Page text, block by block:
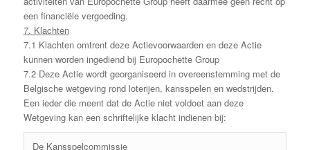
een financiële vergoeding.
7. Klachten
7.1 Klachten omtrent deze Actievoorwaarden en deze Actie
kunnen worden ingediend bij Europochette Group
7.2 Deze Actie wordt georganiseerd in overeenstemming met de
Belgische wetgeving rond loterijen, kansspelen en wedstrijden.
Een ieder die meent dat de Actie niet voldoet aan deze
Wetgeving kan een schriftelijke klacht indienen bij:
De Kansspelcommissie